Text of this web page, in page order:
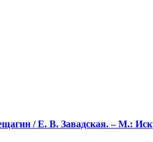
/ Е. В. Завадская. – М.: